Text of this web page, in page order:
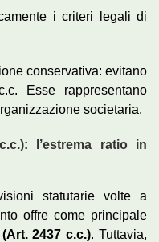
i criteri legali di
conservativa: evitano
Esse rappresentano
societaria.
l’estrema ratio in
statutarie volte a
offre come principale
2437 c.c.). Tuttavia,